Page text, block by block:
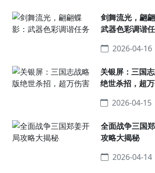
剑舞流光，翩
武器色彩调谐
2026-04-16
关银屏：三国
绝世杀招，超
2026-04-15
全面战争三国
攻略大揭秘
2026-04-14